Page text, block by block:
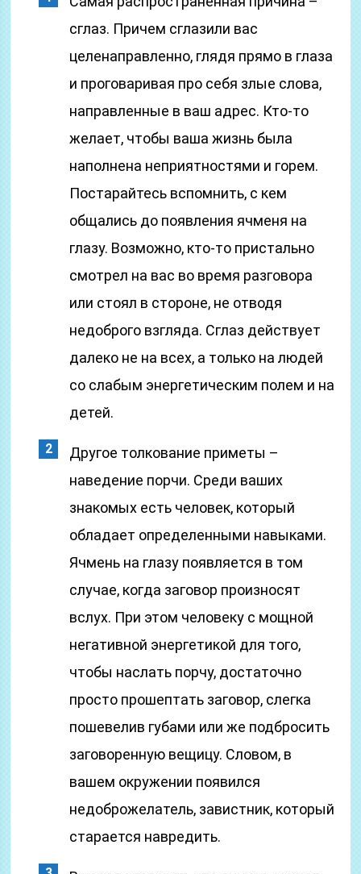
сглаз. Причем сглазили вас
целенаправленно, глядя прямо в глаза
и проговаривая про себя злые слова,
направленные в ваш адрес. Кто-то
желает, чтобы ваша жизнь была
наполнена неприятностями и горем.
Постарайтесь вспомнить, с кем
общались до появления ячменя на
глазу. Возможно, кто-то пристально
смотрел на вас во время разговора
или стоял в стороне, не отводя
недоброго взгляда. Сглаз действует
далеко не на всех, а только на людей
со слабым энергетическим полем и на
детей.
Другое толкование приметы –
наведение порчи. Среди ваших
знакомых есть человек, который
обладает определенными навыками.
Ячмень на глазу появляется в том
случае, когда заговор произносят
вслух. При этом человеку с мощной
негативной энергетикой для того,
чтобы наслать порчу, достаточно
просто прошептать заговор, слегка
пошевелив губами или же подбросить
заговоренную вещицу. Словом, в
вашем окружении появился
недоброжелатель, завистник, который
старается навредить.